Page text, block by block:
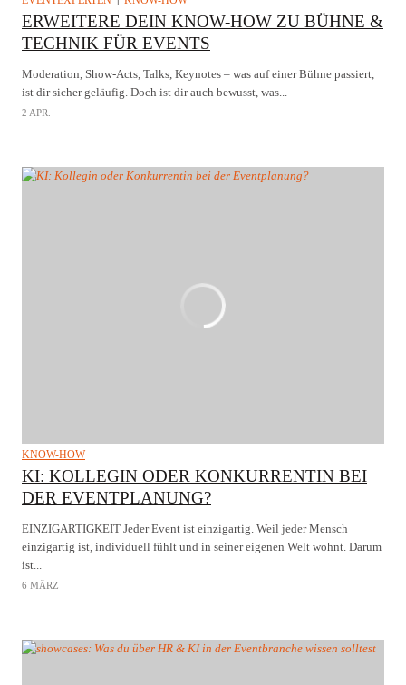
ERWEITERE DEIN KNOW-HOW ZU BÜHNE &
TECHNIK FÜR EVENTS
Moderation, Show-Acts, Talks, Keynotes – was auf einer Bühne passiert,
ist dir sicher geläufig. Doch ist dir auch bewusst, was...
2 APR.
KNOW-HOW
KI: KOLLEGIN ODER KONKURRENTIN BEI
DER EVENTPLANUNG?
EINZIGARTIGKEIT Jeder Event ist einzigartig. Weil jeder Mensch
einzigartig ist, individuell fühlt und in seiner eigenen Welt wohnt. Darum
ist...
6 MÄRZ